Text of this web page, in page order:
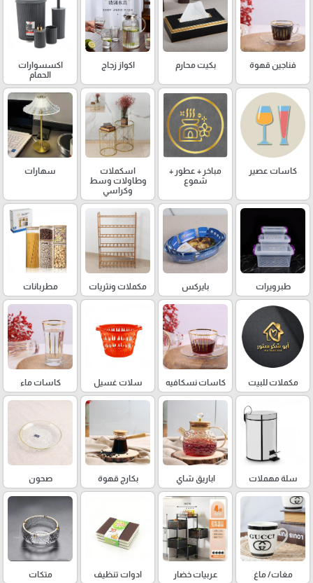
فناجين قهوة بكيت محارم اكواز زجاج
اكسسوارات
الحمام
كاسات عصير
مباخر + عطور +
شموع
اسكملات
وطاولات وسط
وكراسي
سهارات
طبرويرات بايركس مكملات ونثريات مطربانات
مكملات للبيت كاسات نسكافيه سلات غسيل كاسات ماء
سلة مهملات اباريق شاي بكارج قهوة صحون
مغات/ ماغ عربيات خضار ادوات تنظيف متكات